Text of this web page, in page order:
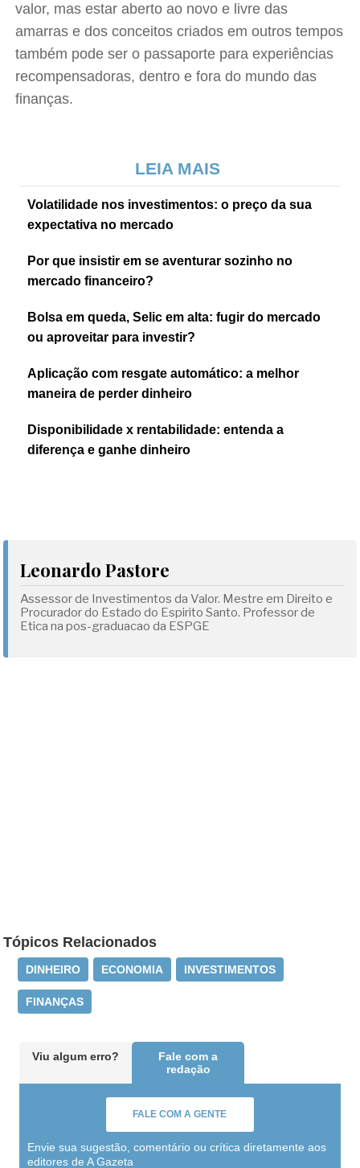
valor, mas estar aberto ao novo e livre das
amarras e dos conceitos criados em outros tempos
também pode ser o passaporte para experiências
recompensadoras, dentro e fora do mundo das
finanças.
LEIA MAIS
Volatilidade nos investimentos: o preço da sua
expectativa no mercado
Por que insistir em se aventurar sozinho no
mercado financeiro?
Bolsa em queda, Selic em alta: fugir do mercado
ou aproveitar para investir?
Aplicação com resgate automático: a melhor
maneira de perder dinheiro
Disponibilidade x rentabilidade: entenda a
diferença e ganhe dinheiro
Leonardo Pastore
Assessor de Investimentos da Valor. Mestre em Direito e
Procurador do Estado do Espirito Santo. Professor de
Etica na pos-graduacao da ESPGE
Tópicos Relacionados
DINHEIRO ECONOMIA INVESTIMENTOS
FINANÇAS
Viu algum erro?
Fale com a
redação
FALE COM A GENTE
Envie sua sugestão, comentário ou crítica diretamente aos
editores de A Gazeta